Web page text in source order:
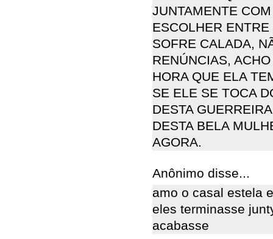
JUNTAMENTE
ESCOLHER
SOFRE CALADA,
RENÚNCIAS,
HORA QUE ELA
SE ELE SE TOCA
DESTA
DESTA BELA
AGORA.
Anônimo disse...
amo o casal estela
eles terminasse
acabasse